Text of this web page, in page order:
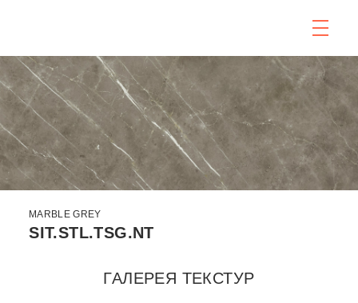
MARBLE GREY
SIT.STL.TSG.NT
ГАЛЕРЕЯ ТЕКСТУР